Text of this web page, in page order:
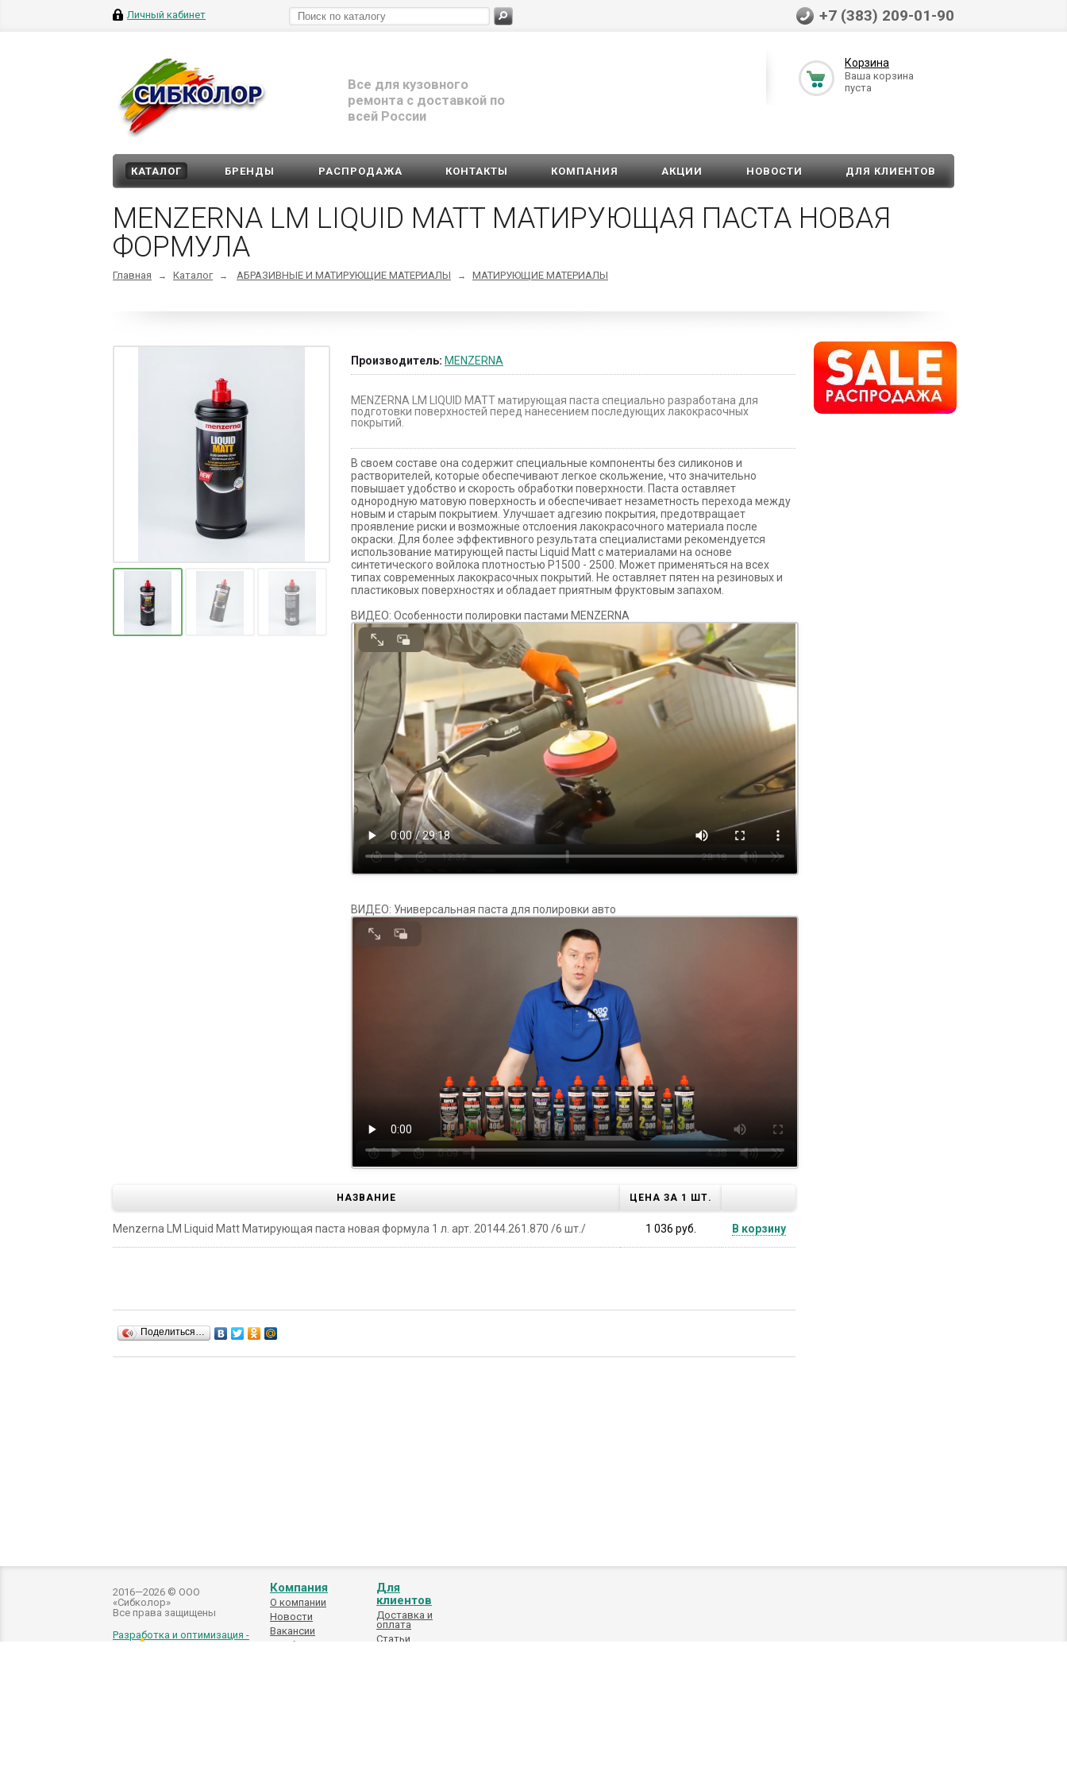
Личный кабинет +7 (383) 209-01-90
Все для кузовного
ремонта с доставкой по
всей России
Корзина
Ваша корзина
пуста
КАТАЛОГ БРЕНДЫ РАСПРОДАЖА КОНТАКТЫ КОМПАНИЯ АКЦИИ НОВОСТИ ДЛЯ КЛИЕНТОВ
MENZERNA LM LIQUID MATT МАТИРУЮЩАЯ ПАСТА НОВАЯ
ФОРМУЛА
Главная → Каталог → АБРАЗИВНЫЕ И МАТИРУЮЩИЕ МАТЕРИАЛЫ → МАТИРУЮЩИЕ МАТЕРИАЛЫ
Производитель: MENZERNA
MENZERNA LM LIQUID MATT матирующая паста специально разработана для
подготовки поверхностей перед нанесением последующих лакокрасочных
покрытий.
В своем составе она содержит специальные компоненты без силиконов и
растворителей, которые обеспечивают легкое скольжение, что значительно
повышает удобство и скорость обработки поверхности. Паста оставляет
однородную матовую поверхность и обеспечивает незаметность перехода между
новым и старым покрытием. Улучшает адгезию покрытия, предотвращает
проявление риски и возможные отслоения лакокрасочного материала после
окраски. Для более эффективного результата специалистами рекомендуется
использование матирующей пасты Liquid Matt с материалами на основе
синтетического войлока плотностью P1500 - 2500. Может применяться на всех
типах современных лакокрасочных покрытий. Не оставляет пятен на резиновых и
пластиковых поверхностях и обладает приятным фруктовым запахом.
ВИДЕО: Особенности полировки пастами MENZERNA
ВИДЕО: Универсальная паста для полировки авто
НАЗВАНИЕ ЦЕНА ЗА 1 ШТ.
Menzerna LM Liquid Matt Матирующая паста новая формула 1 л. арт. 20144.261.870 /6 шт./ 1 036 руб. В корзину
Поделиться…
2016—2026 © ООО
«Сибколор»
Все права защищены
Разработка и оптимизация -
Компания
О компании
Новости
Вакансии
Подбор
Для
клиентов
Доставка и
оплата
Статьи